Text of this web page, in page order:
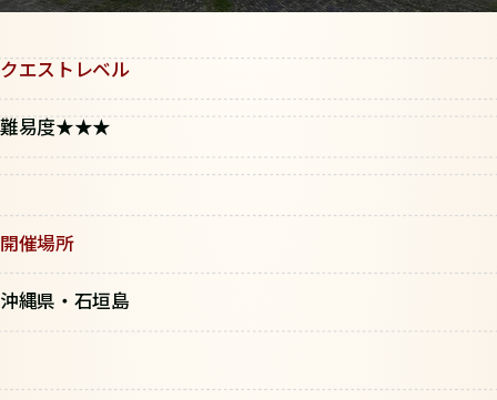
クエストレベル
難易度★★★
開催場所
沖縄県・石垣島